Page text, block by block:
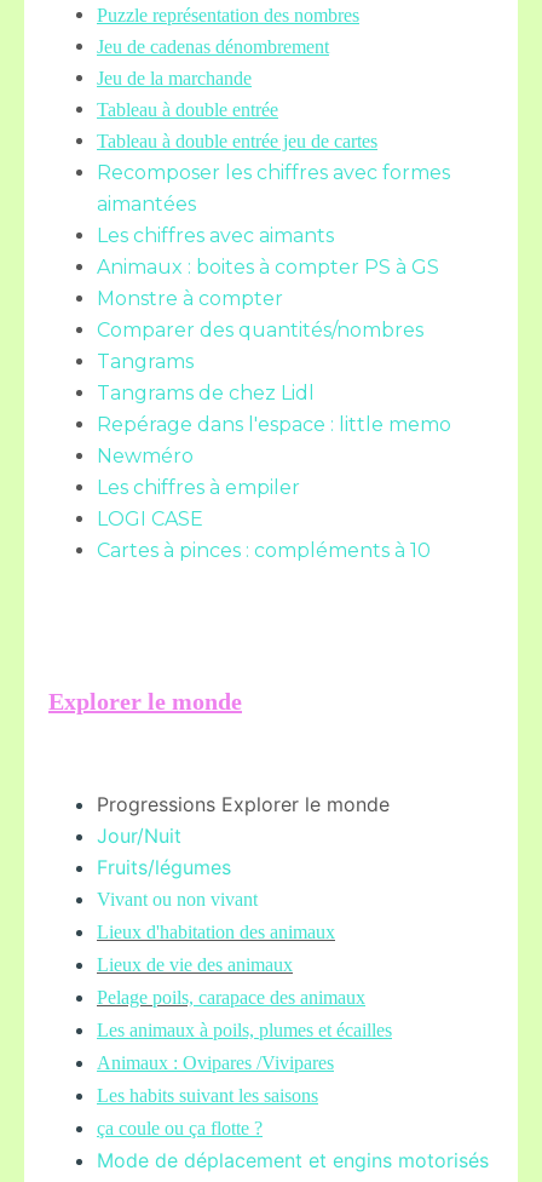
Puzzle représentation des nombres
Jeu de cadenas dénombrement
Jeu de la marchande
Tableau à double entrée
Tableau à double entrée jeu de cartes
Recomposer les chiffres avec formes
aimantées
Les chiffres avec aimants
Animaux : boites à compter PS à GS
Monstre à compter
Comparer des quantités/nombres
Tangrams
Tangrams de chez Lidl
Repérage dans l'espace : little memo
Newméro
Les chiffres à empiler
LOGI CASE
Cartes à pinces : compléments à 10
Explorer le monde
Progressions Explorer le monde
Jour/Nuit
Fruits/légumes
Vivant ou non vivant
Lieux d'habitation des animaux
Lieux de vie des animaux
Pelage poils, carapace des animaux
Les animaux à poils, plumes et écailles
Animaux : Ovipares /Vivipares
Les habits suivant les saisons
ça coule ou ça flotte ?
Mode de déplacement et engins motorisés